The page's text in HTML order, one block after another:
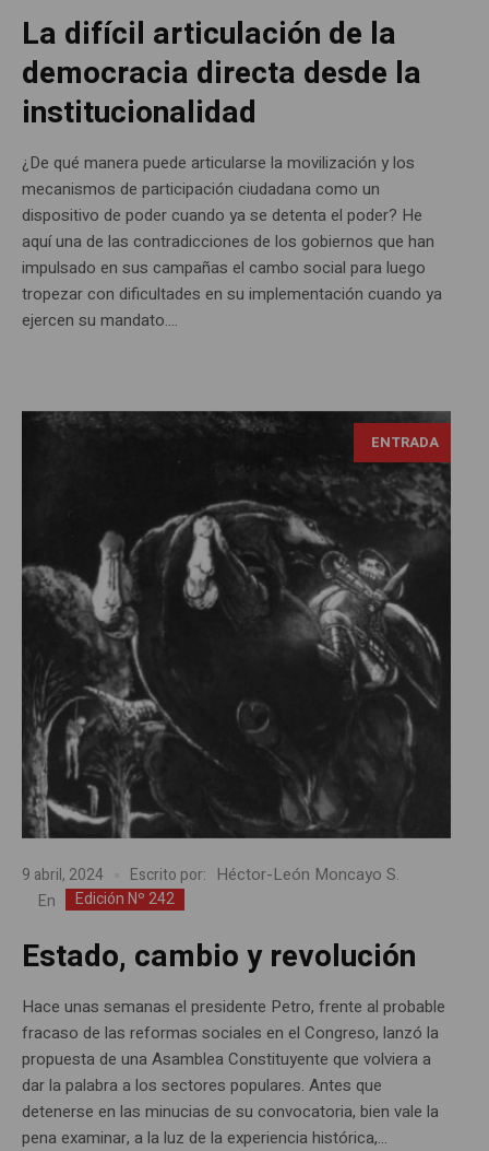
La difícil articulación de la
democracia directa desde la
institucionalidad
¿De qué manera puede articularse la movilización y los
mecanismos de participación ciudadana como un
dispositivo de poder cuando ya se detenta el poder? He
aquí una de las contradicciones de los gobiernos que han
impulsado en sus campañas el cambo social para luego
tropezar con dificultades en su implementación cuando ya
ejercen su mandato....
ENTRADA
9 abril, 2024 Escrito por: Héctor-León Moncayo S.
En Edición Nº 242
Estado, cambio y revolución
Hace unas semanas el presidente Petro, frente al probable
fracaso de las reformas sociales en el Congreso, lanzó la
propuesta de una Asamblea Constituyente que volviera a
dar la palabra a los sectores populares. Antes que
detenerse en las minucias de su convocatoria, bien vale la
pena examinar, a la luz de la experiencia histórica,...